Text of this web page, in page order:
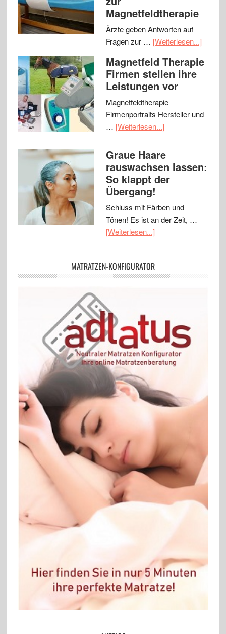
Magnetfeldtherapie
Ärzte geben Antworten auf
Fragen zur … [Weiterlesen...]
Magnetfeld Therapie
Firmen stellen ihre
Leistungen vor
Magnetfeldtherapie
Firmenportraits Hersteller und
… [Weiterlesen...]
Graue Haare
rauswachsen lassen:
So klappt der
Übergang!
Schluss mit Färben und
Tönen! Es ist an der Zeit, …
[Weiterlesen...]
MATRATZEN-KONFIGURATOR